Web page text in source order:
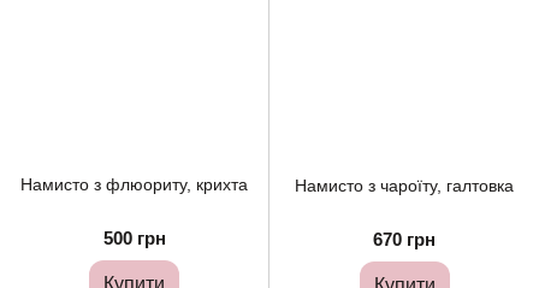
Намисто з флюориту, крихта
500 грн
Купити
Намисто з чароїту, галтовка
670 грн